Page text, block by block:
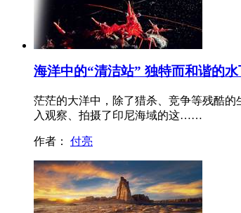
海洋中的“清洁站” 独特而和谐的
茫茫的大洋中，除了猎杀、竞争等残酷
入观察、拍摄了印尼海域的这……
作者： 付亮